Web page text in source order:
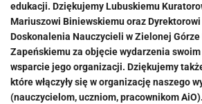
edukacji. Dziękujemy Lubuskiemu
Mariuszowi Biniewskiemu oraz Dyrektorowi
Doskonalenia Nauczycieli w Zielonej Górze
Zapeńskiemu za objęcie wydarzenia
wsparcie jego organizacji. Dziękujemy
które włączyły się w organizację naszego
(nauczycielom, uczniom, pracownikom AiO).